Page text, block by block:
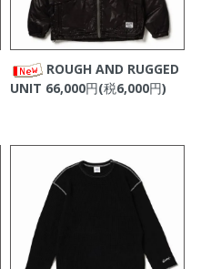
ROUGH AND RUGGED
UNIT 66,000円(税6,000円)